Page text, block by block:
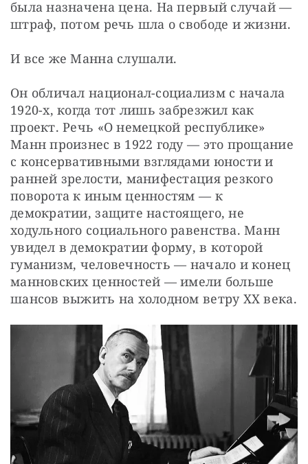
была назначена цена. На первый случай —
штраф, потом речь шла о свободе и жизни.
И все же Манна слушали.
Он обличал национал-социализм с начала
1920-х, когда тот лишь забрезжил как
проект. Речь «О немецкой республике»
Манн произнес в 1922 году — это прощание
с консервативными взглядами юности и
ранней зрелости, манифестация резкого
поворота к иным ценностям — к
демократии, защите настоящего, не
ходульного социального равенства. Манн
увидел в демократии форму, в которой
гуманизм, человечность — начало и конец
манновских ценностей — имели больше
шансов выжить на холодном ветру XX века.